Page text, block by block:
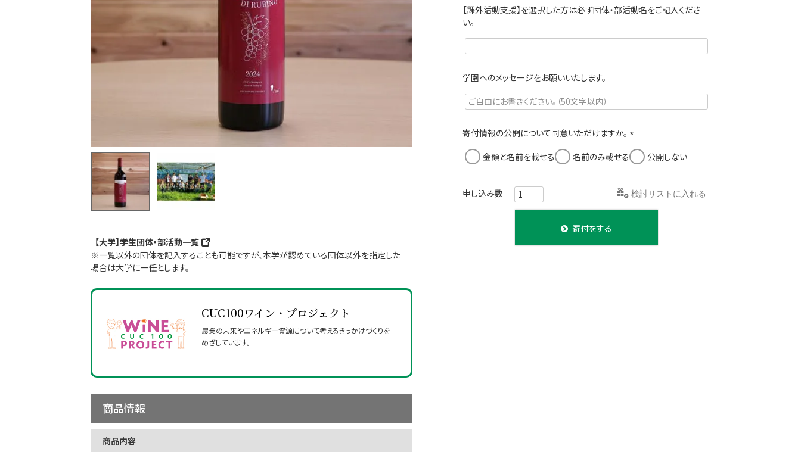
【大学】学生団体・部​活動一覧
※一覧以外の​団体を​記入する​ことも​可能ですが、​本学が​認めている​団体以外を​指定した​
場合は​大学に​一任とします。
CUC100ワイン・プロジェクト
農業の​未来や​エネルギー資源に​ついて​考える​きっかけづくりを​
めざしています。
商品情報
商品内容
)
【課外活動支援】を選択した方は必ず団体・部活動名をご記入くださ
い。
学園へのメッセージをお願いいたします。
寄付情報の公開について同意いただけますか。
(
必
金額と名前を載せる 名前のみ載せる 公開しない
検討リストに入れる
寄付をする